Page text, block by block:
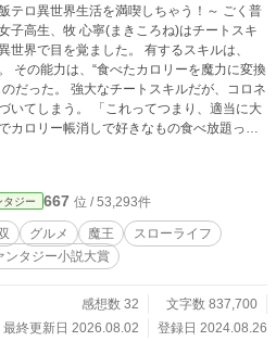
ロ異世界生活を満喫しちゃう！～ ごく普
子高生、牧 心寧(まきころね)はチートスキ
を覚ました。 有するスキルは、
その能力は、“食べたカロリーを魔力に変換
トスキルだが、コロネ
これってつまり、適当に大
カロリー帳消しで好きなもの食べ放題って
デーと化したコロネ
しつつ各地の異世界グルメを堪能しまく
溺れる生活を楽しんでいたコロネは、次第
したい思いが膨らんできて―― 「日本の
世界のド級ファンタジー飯も両方食べまく
お！！」 コロネを中心に異世界
を受賞しました！！！
タジー 667 位 / 53,293件
グルメ 魔王
スローライフ
ンタジー小説大賞
感想数 32
文字数 837,700
最終更新日 2026.08.02
登録日 2024.08.26